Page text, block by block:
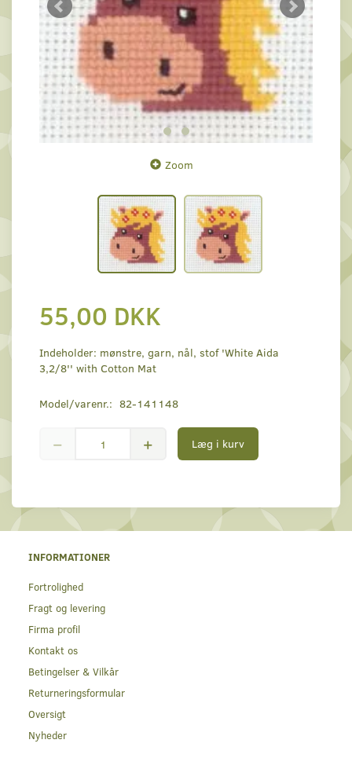
Zoom
55,00 DKK
Indeholder: mønstre, garn, nål, stof 'White Aida
3,2/8'' with Cotton Mat
Model/varenr.: 82-141148
Læg i kurv
INFORMATIONER
Fortrolighed
Fragt og levering
Firma profil
Kontakt os
Betingelser & Vilkår
Returneringsformular
Oversigt
Nyheder